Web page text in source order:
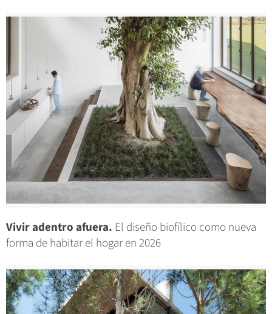
Vivir adentro afuera. El diseño biofílico como nueva
forma de habitar el hogar en 2026